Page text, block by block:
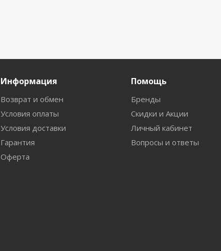
Информация
Возврат и обмен
Условия оплаты
Условия доставки
Гарантия
Оферта
Помощь
Бренды
Скидки и Акции
Личный кабинет
Вопросы и ответы